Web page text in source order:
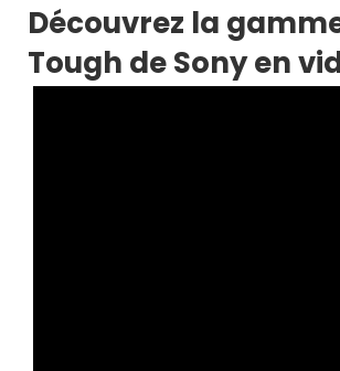
Découvrez la
Tough de Sony en